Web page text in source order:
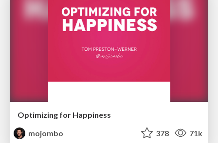
Optimizing for Happiness
mojombo
378 71k